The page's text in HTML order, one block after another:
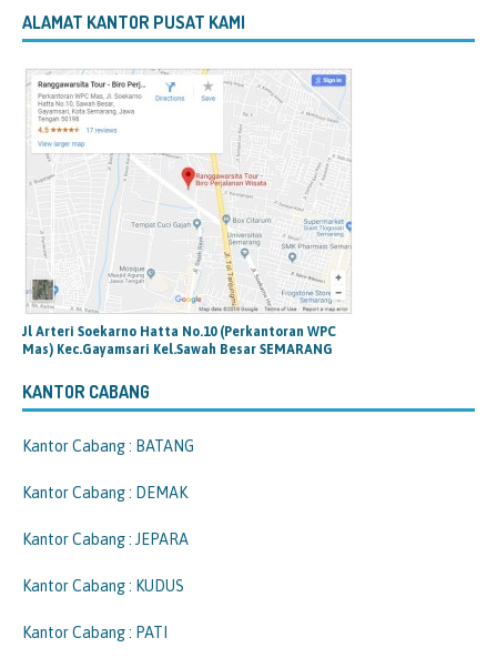
ALAMAT KANTOR PUSAT KAMI
Jl Arteri Soekarno Hatta No.10 (Perkantoran WPC
Mas) Kec.Gayamsari Kel.Sawah Besar SEMARANG
KANTOR CABANG
Kantor Cabang : BATANG
Kantor Cabang : DEMAK
Kantor Cabang : JEPARA
Kantor Cabang : KUDUS
Kantor Cabang : PATI